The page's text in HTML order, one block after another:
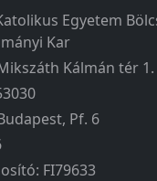
Egyetem
Kar
Kálmán tér 1.
Pf. 6
FI79633